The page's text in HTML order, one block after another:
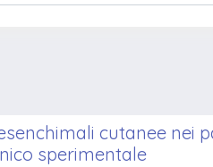
cutanee nei
sperimentale